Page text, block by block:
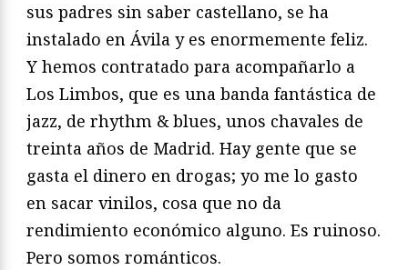
sus padres sin saber castellano, se ha
instalado en Ávila y es enormemente feliz.
Y hemos contratado para acompañarlo a
Los Limbos, que es una banda fantástica de
jazz, de rhythm & blues, unos chavales de
treinta años de Madrid. Hay gente que se
gasta el dinero en drogas; yo me lo gasto
en sacar vinilos, cosa que no da
rendimiento económico alguno. Es ruinoso.
Pero somos románticos.